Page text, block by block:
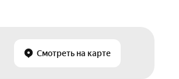
Смотреть на карте